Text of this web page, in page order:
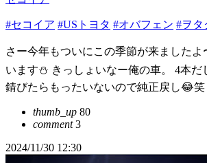
#セコイア #USトヨタ #オバフェン #ヲタ
さー今年もついにこの季節が来ましたよ
います⛄️ きっしょいなー俺の車。 4本
錆びたらもったいないので純正戻し😂笑
thumb_up 80
comment3
2024/11/30 12:30